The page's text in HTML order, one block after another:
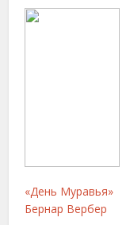
«День Муравья»
Бернар Вербер